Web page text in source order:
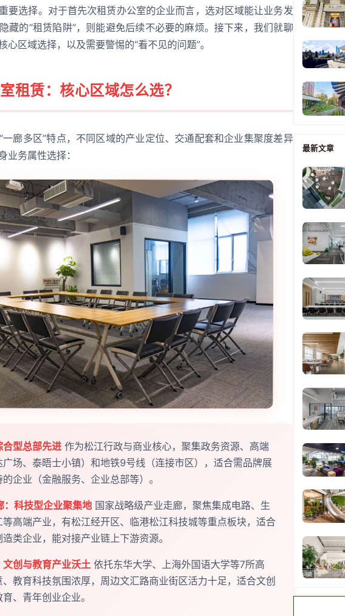
要选择。对于首先次租赁办公室的企业而言，选对区域能让业务发
藏的“租赁陷阱”，则能避免后续不必要的麻烦。接下来，我们就聊
心区域选择，以及需要警惕的“看不见的问题”。
租赁：核心区域怎么选？
廊多区”特点，不同区域的产业定位、交通配套和企业集聚度差异
业务属性选择：
型总部先进 作为松江行政与商业核心，聚集政务资源、高端
广场、泰晤士小镇）和地铁9号线（连接市区），适合需品牌展
企业（金融服务、企业总部等）。
科技型企业聚集地 国家战略级产业走廊，聚焦集成电路、生
高端产业，有松江经开区、临港松江科技城等重点板块，适合
类企业，能对接产业链上下游资源。
创与教育产业沃土 依托东华大学、上海外国语大学等7所高
教育科技氛围浓厚，周边文汇路商业街区活力十足，适合文创
、青年创业企业。
最新文章